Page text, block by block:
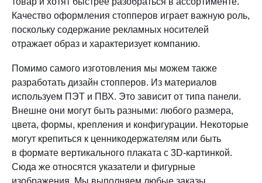
Качество оформления стопперов играет важную роль,
поскольку содержание рекламных носителей
отражает образ и характеризует компанию.
Помимо самого изготовления мы можем также
разработать дизайн стопперов. Из материалов
используем ПЭТ и ПВХ. Это зависит от типа панели.
Внешне они могут быть разными: любого размера,
цвета, формы, крепления и конфигурации. Некоторые
могут крепиться к ценникодержателям или быть
в формате вертикального плаката с 3D-картинкой.
Сюда же относятся указатели и фигурные
изображения. Мы выполняем любые заказы